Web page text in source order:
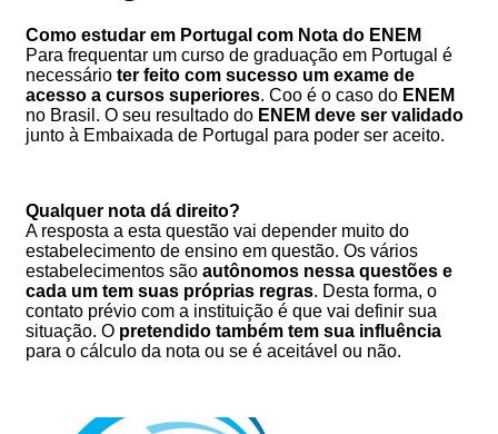
Como estudar em Portugal com Nota do ENEM
Para frequentar um curso de graduação em Portugal é
necessário ter feito com sucesso um exame de
acesso a cursos superiores. Coo é o caso do ENEM
no Brasil. O seu resultado do ENEM deve ser validado
junto à Embaixada de Portugal para poder ser aceito.
Qualquer nota dá direito?
A resposta a esta questão vai depender muito do
estabelecimento de ensino em questão. Os vários
estabelecimentos são autônomos nessa questões e
cada um tem suas próprias regras. Desta forma, o
contato prévio com a instituição é que vai definir sua
situação. O pretendido também tem sua influência
para o cálculo da nota ou se é aceitável ou não.